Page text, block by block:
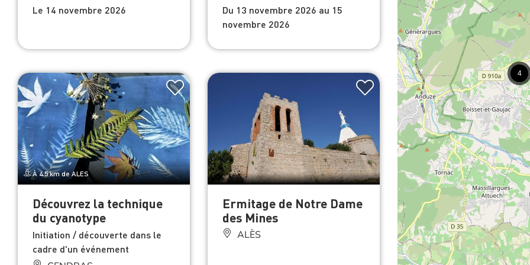
Le 14 novembre 2026
Du 13 novembre 2026 au 15
novembre 2026
À 4.5 km de ALES
Découvrez la technique
du cyanotype
Initiation / découverte dans le
cadre d'un événement
Ermitage de Notre Dame
des Mines
ALÈS
4